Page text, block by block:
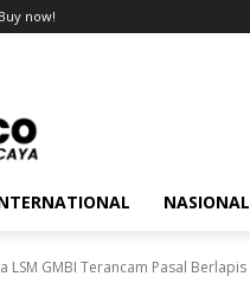
Buy now!
NASIONAL
LSM GMBI Terancam Pasal Berlapis